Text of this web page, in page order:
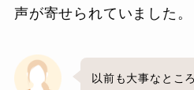
声が寄せられていました。
以前も大事なとこ